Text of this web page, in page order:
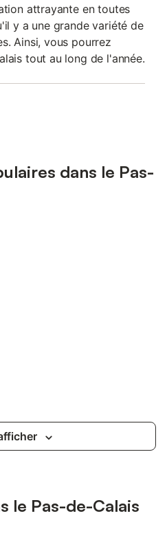
attrayante en toutes
y a une grande variété de
Ainsi, vous pourrez
tout au long de l'année.
dans le Pas-
le Pas-de-Calais